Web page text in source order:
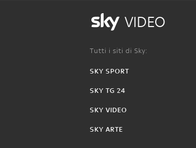
VIDEO
Tutti i siti di Sky:
SKY SPORT
SKY TG 24
SKY VIDEO
SKY ARTE